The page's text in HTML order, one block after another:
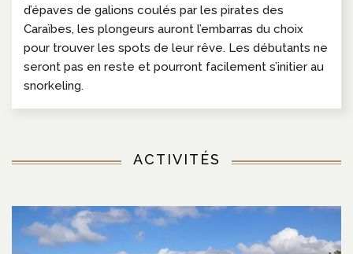
d’épaves de galions coulés par les pirates des
Caraïbes, les plongeurs auront l’embarras du choix
pour trouver les spots de leur rêve. Les débutants ne
seront pas en reste et pourront facilement s’initier au
snorkeling.
ACTIVITÉS